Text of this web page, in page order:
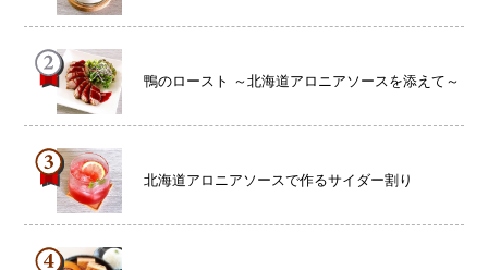
鴨のロースト ～北海道アロニアソースを添えて～
北海道アロニアソースで作るサイダー割り